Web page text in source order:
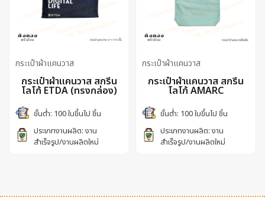
กระเป๋าผ้าแคนวาส
กระเป๋าผ้าแคนวาส สกรีน
โลโก้ ETDA (ทรงกล่อง)
ขั้นต่ำ: 100 ใบขึ้นไป ชิ้น
ประเภทงานผลิต: งาน
สำเร็จรูป/งานผลิตใหม่
กระเป๋าผ้าแคนวาส
กระเป๋าผ้าแคนวาส สกรีน
โลโก้ AMARC
ขั้นต่ำ: 100 ใบขึ้นไป ชิ้น
ประเภทงานผลิต: งาน
สำเร็จรูป/งานผลิตใหม่